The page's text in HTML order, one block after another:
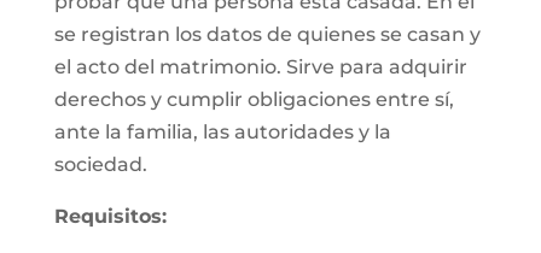
se registran los datos de quienes se casan y
el acto del matrimonio. Sirve para adquirir
derechos y cumplir obligaciones entre sí,
ante la familia, las autoridades y la
sociedad.
Requisitos: